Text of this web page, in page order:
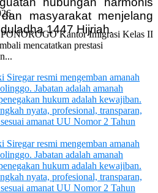
masyarakat menjelang
1447 Hijriah.
Kantor Imigrasi Kelas II
mencatatkan prestasi